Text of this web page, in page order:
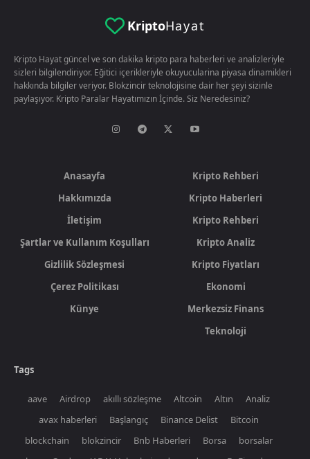
KriptoHayat
Kripto Hayat güncel ve son dakika kripto para haberleri ve analizleriyle
sizleri bilgilendiriyor. Eğitici içerikleriyle okuyucularina piyasa dinamikleri
hakkında bilgiler veriyor. Blokzincir teknolojisine dair her şeyi sizinle
paylaşıyor. Kripto Paralar Hayatımızın İçinde. Siz Neredesiniz?
Anasayfa
Hakkımızda
İletişim
Şartlar ve Kullanım Koşulları
Gizlilik Sözleşmesi
Çerez Politikası
Künye
Kripto Rehberi
Kripto Haberleri
Kripto Rehberi
Kripto Analiz
Kripto Fiyatları
Ekonomi
Merkezsiz Finans
Teknoloji
Tags
aave Airdrop akıllı sözleşme Altcoin Altın
Analiz
avax haberleri
Başlangıç Binance Delist
Bitcoin
blockchain
blokzincir Bnb Haberleri Borsa
borsalar